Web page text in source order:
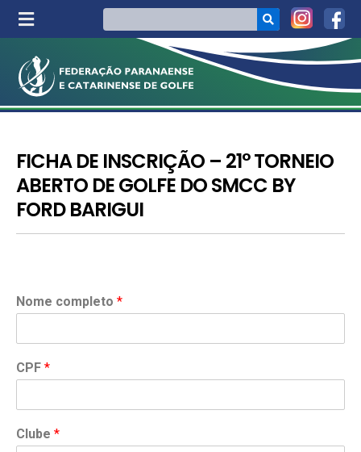
FICHA DE INSCRIÇÃO – 21° TORNEIO
ABERTO DE GOLFE DO SMCC BY
FORD BARIGUI
Nome completo *
CPF *
Clube *